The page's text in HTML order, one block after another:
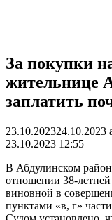
За покупки
жительнице
заплатить
23.10.202324.10.2023
23.10.2023 12:55
В Абдулинском
отношении 38-
виновной в
пунктами «в, г»